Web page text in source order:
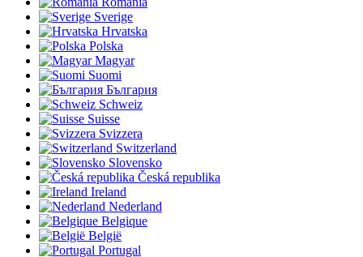
Sverige
Hrvatska
Polska
Magyar
Suomi
България
Schweiz
Suisse
Svizzera
Switzerland
Slovensko
Česká republika
Ireland
Nederland
Belgique
België
Portugal